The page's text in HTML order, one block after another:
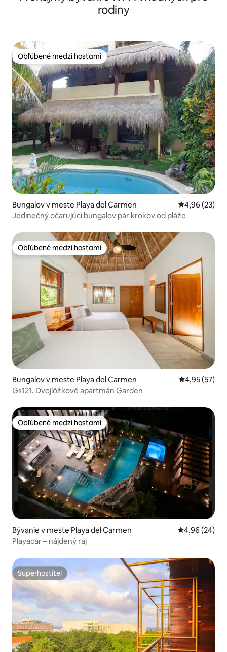
rodiny
Obľúbené medzi hosťami
Obľúbené medzi hosťami
Bungalov v meste Playa del Carmen Priemerné
4,96 (23)
Jedinečný očarujúci bungalov pár krokov od pláže
Obľúbené medzi hosťami
Obľúbené medzi hosťami
Bungalov v meste Playa del Carmen Priemerné
4,95 (57)
Gs121. Dvojlôžkové apartmán Garden
Obľúbené medzi hosťami
Obľúbené medzi hosťami
Bývanie v meste Playa del Carmen Priemerné
4,96 (24)
Playacar – nájdený raj
Superhostiteľ
Superhostiteľ